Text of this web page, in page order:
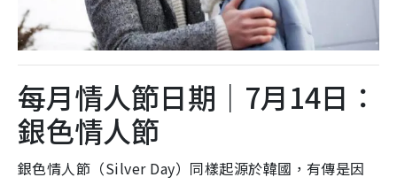
每月情人節日期｜7月14日：
銀色情人節
銀色情人節（Silver Day）同樣起源於韓國，有傳是因